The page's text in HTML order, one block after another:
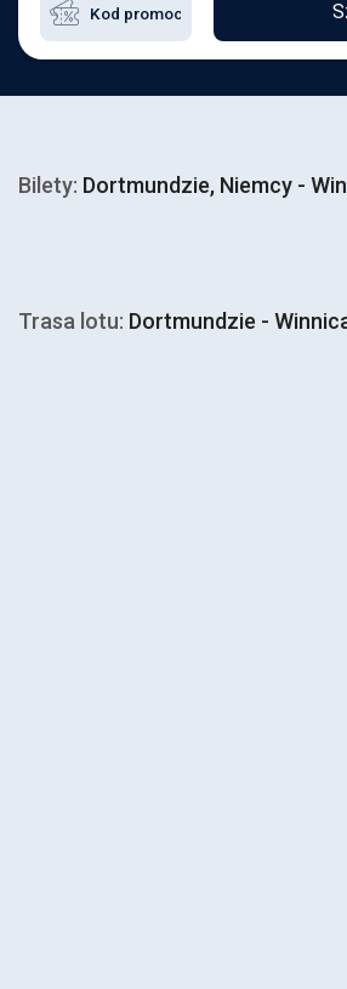
Bilety: Dortmundzie, Niemcy -
Trasa lotu: Dortmundzie -